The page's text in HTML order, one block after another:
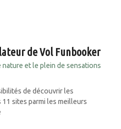
de Vol Funbooker
nature et le plein de sensations
de découvrir les
sites parmi les meilleurs